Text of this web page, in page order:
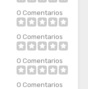
0 Comentarios
0 Comentarios
0 Comentarios
0 Comentarios